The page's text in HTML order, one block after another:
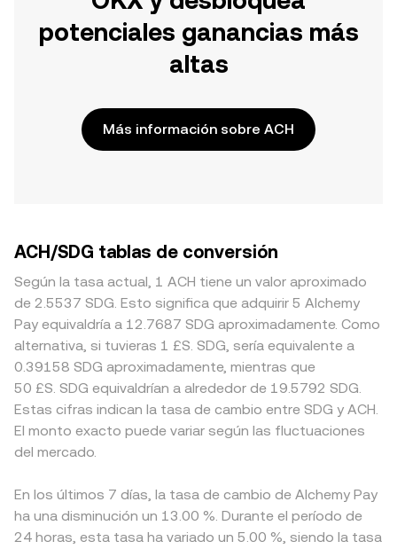
potenciales ganancias más
altas
Más información sobre ACH
ACH/SDG tablas de conversión
Según la tasa actual, 1 ACH tiene un valor aproximado
de 2.5537 SDG. Esto significa que adquirir 5 Alchemy
Pay equivaldría a 12.7687 SDG aproximadamente. Como
alternativa, si tuvieras 1 £S. SDG, sería equivalente a
0.39158 SDG aproximadamente, mientras que
50 £S. SDG equivaldrían a alrededor de 19.5792 SDG.
Estas cifras indican la tasa de cambio entre SDG y ACH.
El monto exacto puede variar según las fluctuaciones
del mercado.
En los últimos 7 días, la tasa de cambio de Alchemy Pay
ha una disminución un 13.00 %. Durante el período de
24 horas, esta tasa ha variado un 5.00 %, siendo la tasa